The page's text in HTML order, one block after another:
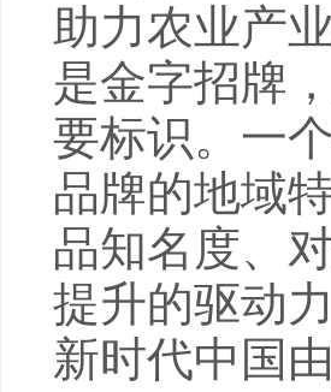
助力农业产
是金字招牌
要标识。一
品牌的地域
品知名度、
提升的驱动
新时代中国